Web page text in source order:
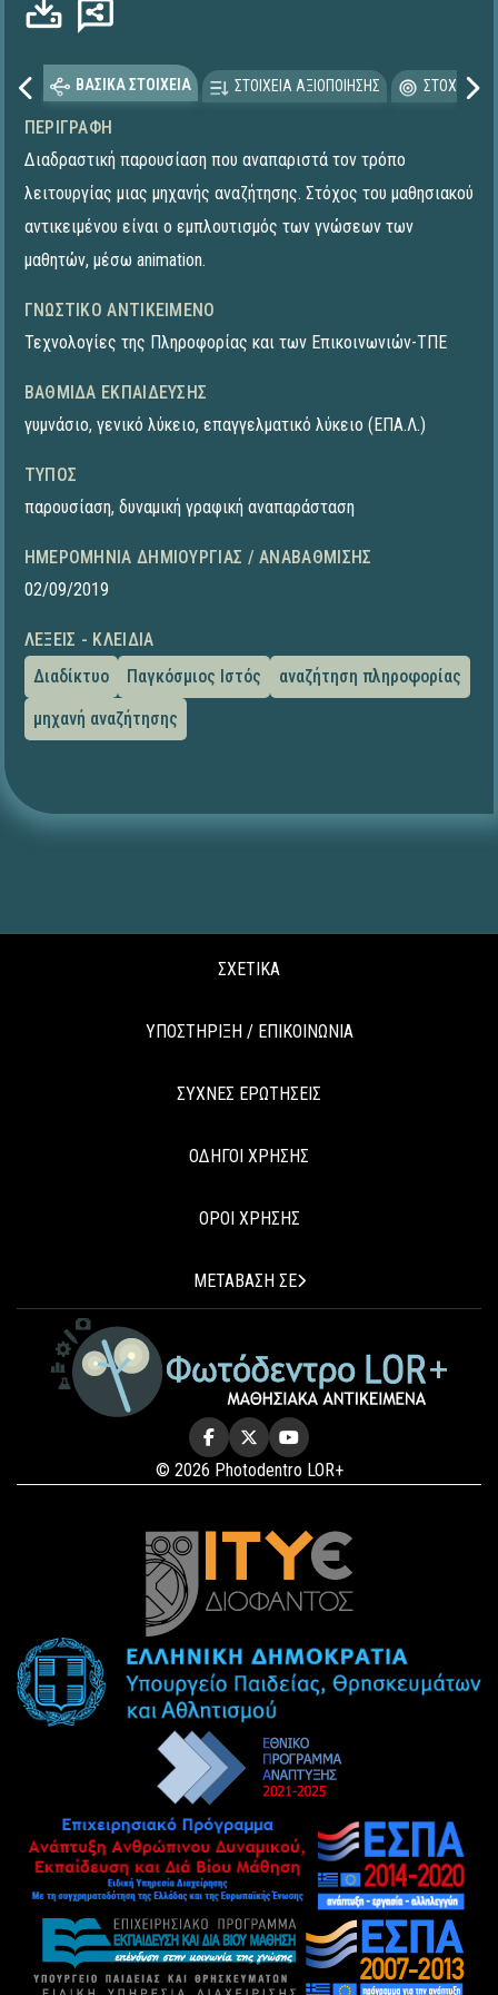
ΒΑΣΙΚΑ ΣΤΟΙΧΕΙΑ ΣΤΟΙΧΕΙΑ ΑΞΙΟΠΟΙΗΣΗΣ
ΠΕΡΙΓΡΑΦΉ
Διαδραστική παρουσίαση που αναπαριστά τον τρόπο
λειτουργίας μιας μηχανής αναζήτησης. Στόχος του μαθησιακού
αντικειμένου είναι ο εμπλουτισμός των γνώσεων των
μαθητών, μέσω animation.
ΓΝΩΣΤΙΚΌ ΑΝΤΙΚΕΊΜΕΝΟ
Τεχνολογίες της Πληροφορίας και των Επικοινωνιών-ΤΠΕ
ΒΑΘΜΊΔΑ ΕΚΠΑΊΔΕΥΣΗΣ
γυμνάσιο, γενικό λύκειο, επαγγελματικό λύκειο (ΕΠΑ.Λ.)
ΤΎΠΟΣ
παρουσίαση, δυναμική γραφική αναπαράσταση
ΗΜΕΡΟΜΗΝΊΑ ΔΗΜΙΟΥΡΓΊΑΣ / ΑΝΑΒΆΘΜΙΣΗΣ
02/09/2019
ΛΈΞΕΙΣ - ΚΛΕΙΔΙΆ
Διαδίκτυο
Παγκόσμιος Ιστός
αναζήτηση πληροφορίας
μηχανή αναζήτησης
ΣΧΕΤΙΚΑ
ΥΠΟΣΤΗΡΙΞΗ / ΕΠΙΚΟΙΝΩΝΙΑ
ΣΥΧΝΕΣ ΕΡΩΤΗΣΕΙΣ
ΟΔΗΓΟΙ ΧΡΗΣΗΣ
ΟΡΟΙ ΧΡΗΣΗΣ
ΜΕΤΑΒΑΣΗ ΣΕ
© 2026 Photodentro LOR+